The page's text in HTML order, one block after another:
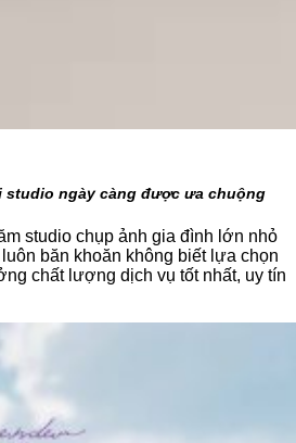
studio ngày càng được ưa chuộng
studio chụp ảnh gia đình lớn nhỏ
băn khoăn không biết lựa chọn
chất lượng dịch vụ tốt nhất, uy tín